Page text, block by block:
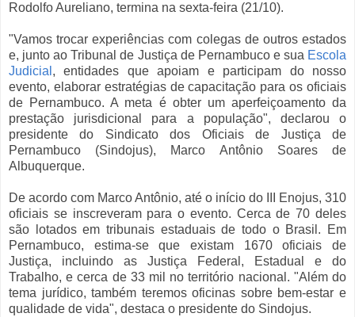
Rodolfo Aureliano, termina na sexta-feira (21/10).
"Vamos trocar experiências com colegas de outros estados
e, junto ao Tribunal de Justiça de Pernambuco e sua Escola
Judicial , entidades que apoiam e participam do nosso
evento, elaborar estratégias de capacitação para os oficiais
de Pernambuco. A meta é obter um aperfeiçoamento da
prestação jurisdicional para a população", declarou o
presidente do Sindicato dos Oficiais de Justiça de
Pernambuco (Sindojus), Marco Antônio Soares de
Albuquerque.
De acordo com Marco Antônio, até o início do III Enojus, 310
oficiais se inscreveram para o evento. Cerca de 70 deles
são lotados em tribunais estaduais de todo o Brasil. Em
Pernambuco, estima-se que existam 1670 oficiais de
Justiça, incluindo as Justiça Federal, Estadual e do
Trabalho, e cerca de 33 mil no território nacional. "Além do
tema jurídico, também teremos oficinas sobre bem-estar e
qualidade de vida", destaca o presidente do Sindojus.